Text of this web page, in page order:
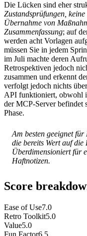
Die Lücken sind eher
Zustandsprüfungen,
Übernahme von
Zusammenfassung; auf
werden acht Vorlagen
müssen Sie in jedem
im Juli machte deren
Retrospektiven jedoch
zusammen und erkennt
verfolgt jedoch nichts
API funktioniert, obwohl
der MCP-Server befindet
Phase.
Am besten geeignet
die bereits Wert auf
Überdimensioniert für
Haftnotizen.
Score
Ease of Use7.0
Retro Toolkit5.0
Value5.0
Fun Factor6.5